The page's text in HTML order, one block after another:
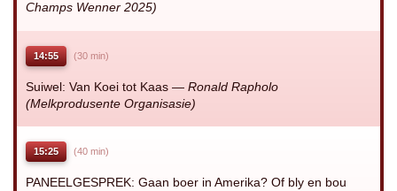
Champs Wenner 2025)
14:55 (30 min)
Suiwel: Van Koei tot Kaas — Ronald Rapholo
(Melkprodusente Organisasie)
15:25 (40 min)
PANEELGESPREK: Gaan boer in Amerika? Of bly en bou